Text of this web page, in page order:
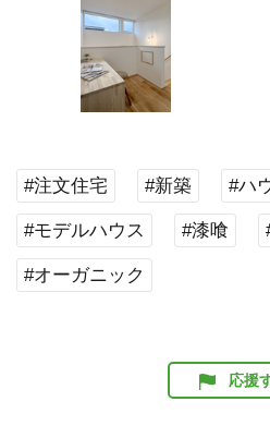
#注文住宅 #新築 #ハ
#モデルハウス #漆喰
#オーガニック
応援